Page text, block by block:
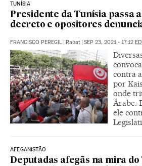
TUNÍSIA
Presidente da Tunísia passa
decreto e opositores
FRANCISCO PEREGIL Rabat SEP 23, 2021 - 17:12
contra
por
onde
Árabe.
ele
AFEGANISTÃO
Deputadas afegãs na mira do